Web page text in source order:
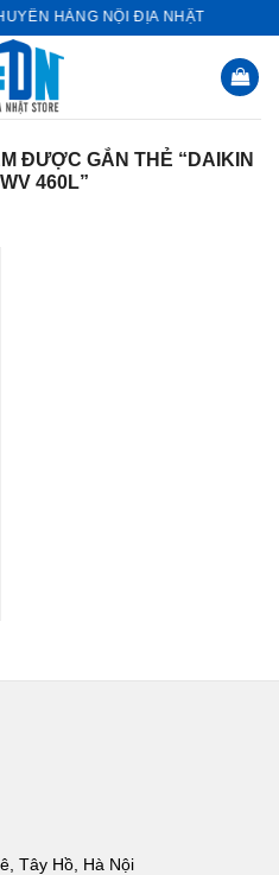
HÀNG NỘI ĐỊA NHẬT
ĐƯỢC GẮN THẺ “DAIKIN
460L”
Tây Hồ, Hà Nội